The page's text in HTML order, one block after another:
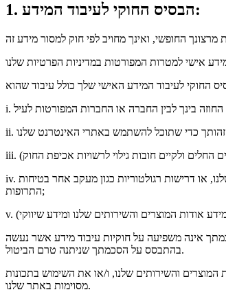
1. הבסיס החוקי לעיבוד המידע:
iv. הכרחי לצורך מטרות עסקיות לגיטימיות, למשל, כדי לנהל את ההתקשרות עמך; להבטיח הגנות אבטחה, לשפר את אתרי האינטרנט שלנו ואת המוצרים והשירותים שלנו, או דרישות רגולטוריות כגון מעקב אחר בטיחות
התרופות;
אינה משפיעה על חוקיות עיבוד מידע אשר נעשה
בהתבסס על הסכמתך שניתנה טרם הביטול.
והשירותים שלנו, ו/או את השימוש בתכונות
מסוימות באתר שלנו.